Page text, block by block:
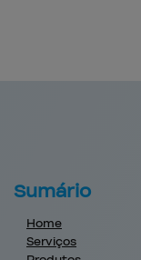
Sumário
Home
Serviços